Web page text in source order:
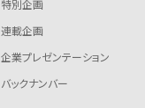
特別企画
連載企画
企業プレゼンテーション
バックナンバー